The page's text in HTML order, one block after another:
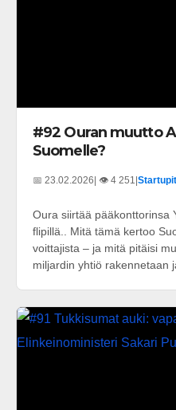
#92 Ouran muutto
Suomelle?
📅 23.02.2026 | 👁️ 4 251
Oura siirtää pääkonttorinsa
flipillä.. Mitä tämä kertoo
voittajista – ja mitä pitäisi
miljardin yhtiö rakennetaan